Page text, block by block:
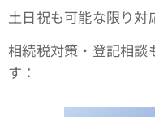
土日祝も可能な限り対
相続税対策・登記相談
す：